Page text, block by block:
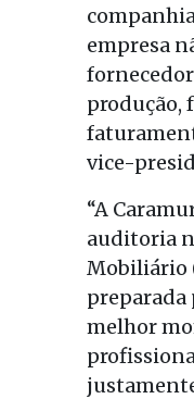
empresa
produção,
vice-
“A
auditoria
Mobiliário
preparada
melhor